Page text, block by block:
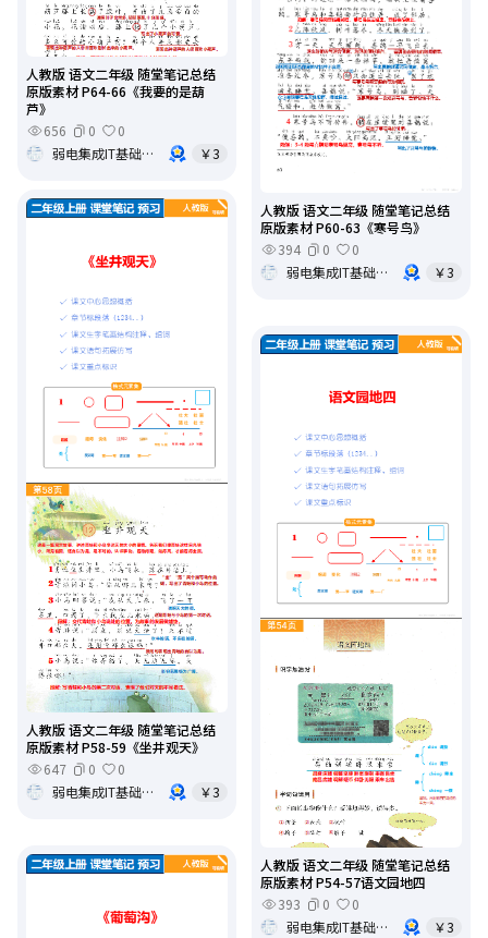
人教版 语文二年级 随堂笔记总结
原版素材 P64-66《我要的是葫
芦》
656
0
0
弱电集成IT基础架构运维
￥3
人教版 语文二年级 随堂笔记总结
原版素材 P60-63《寒号鸟》
394
0
0
弱电集成IT基础架构运维
￥3
人教版 语文二年级 随堂笔记总结
原版素材 P58-59《坐井观天》
647
0
0
弱电集成IT基础架构运维
￥3
人教版 语文二年级 随堂笔记总结
原版素材 P54-57语文园地四
393
0
0
弱电集成IT基础架构运维
￥3